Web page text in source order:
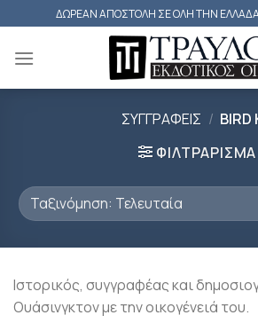
to
content
ΔΩΡΕΑΝ ΑΠΟΣΤΟΛΗ ΣΕ ΟΛΗ ΤΗΝ ΕΛΛΑΔΑ
ΣΥΓΓΡΑΦΕΙΣ / BIRD
ΦΙΛΤΡΑΡΙΣΜΑ
Ιστορικός, συγγραφέας και
Ουάσινγκτον με την οικογένειά του.